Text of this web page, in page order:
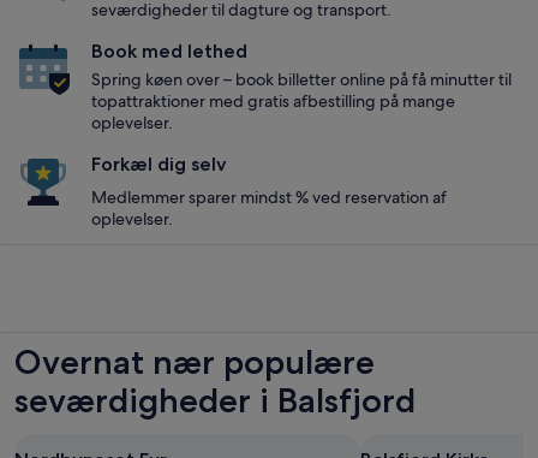
seværdigheder til dagture og transport.
Book med lethed
Spring køen over – book billetter online på få minutter til
topattraktioner med gratis afbestilling på mange
oplevelser.
Forkæl dig selv
Medlemmer sparer mindst % ved reservation af
oplevelser.
Overnat nær populære
seværdigheder i Balsfjord